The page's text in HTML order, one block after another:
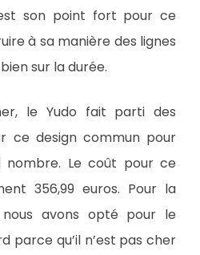
son point fort pour ce
à sa manière des lignes
sur la durée.
le Yudo fait parti des
ce design commun pour
nombre. Le coût pour ce
356,99 euros. Pour la
avons opté pour le
parce qu’il n’est pas cher